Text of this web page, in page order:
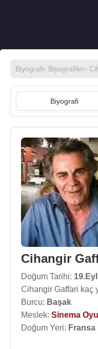
Biyografi› Biyografiler›
Biyografi
Cihangir
Doğum Tarihi:
Cihangir Gaffari kaç
Burcu: Başak
Meslek: Sinema
Doğum Yeri: Fransa